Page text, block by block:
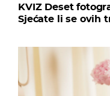
KVIZ Deset
Sjećate li se ovih